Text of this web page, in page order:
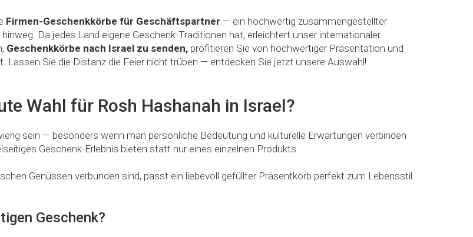
Firmen-Geschenkkörbe für Geschäftspartner — ein hochwertig zusammengestellter
Da jedes Land eigene Geschenk-Traditionen hat, erleichtert unser internationaler
Geschenkkörbe nach Israel zu senden, profitieren Sie von hochwertiger Präsentation und
Lassen Sie die Distanz die Feier nicht trüben — entdecken Sie jetzt unsere Auswahl!
Wahl für Rosh Hashanah in Israel?
sein — besonders wenn man persönliche Bedeutung und kulturelle Erwartungen verbinden
Geschenk-Erlebnis bieten statt nur eines einzelnen Produkts.
Genüssen verbunden sind, passt ein liebevoll gefüllter Präsentkorb perfekt zum Lebensstil.
Geschenk?